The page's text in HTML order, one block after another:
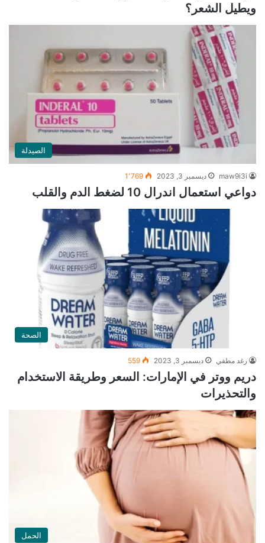
ويطيل الشعر؟
الصيدلة
maw9i3i ديسمبر 3, 2023 1٬769
دواعي استعمال اندرال 10 لضغط الدم والقلب
الصحة
رغد مطفي ديسمبر 3, 2023 559
دريم ووتر في الإمارات: السعر وطريقة الاستخدام
والتحذيرات
الحمل